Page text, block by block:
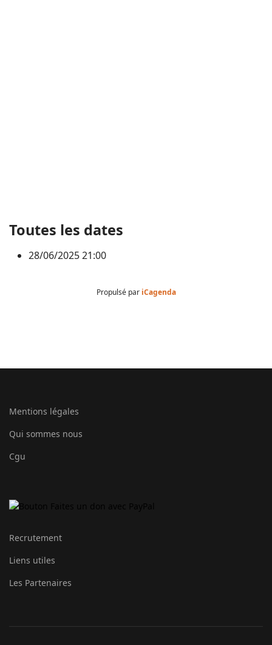
Toutes les dates
28/06/202521:00
Propulsé par iCagenda
Mentions légales
Qui sommes nous
Cgu
Recrutement
Liens utiles
Les Partenaires